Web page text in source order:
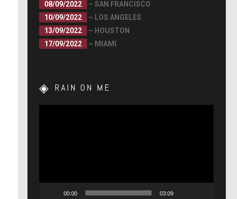
08/09/2022
– SAN FRANCISCO
10/09/2022
– LOS ANGELES
13/09/2022
– HOUSTON
17/09/2022
– MIAMI
RAIN ON ME
00:00 03:09